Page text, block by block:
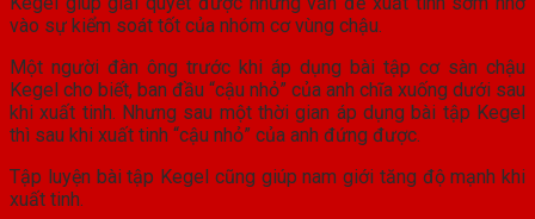
vào sự kiểm soát tốt của nhóm cơ vùng chậu.
Một người đàn ông trước khi áp dụng bài tập cơ sàn chậu
Kegel cho biết, ban đầu “cậu nhỏ” của anh chĩa xuống dưới sau
khi xuất tinh. Nhưng sau một thời gian áp dụng bài tập Kegel
thì sau khi xuất tinh “cậu nhỏ” của anh đứng được.
Tập luyện bài tập Kegel cũng giúp nam giới tăng độ mạnh khi
xuất tinh.